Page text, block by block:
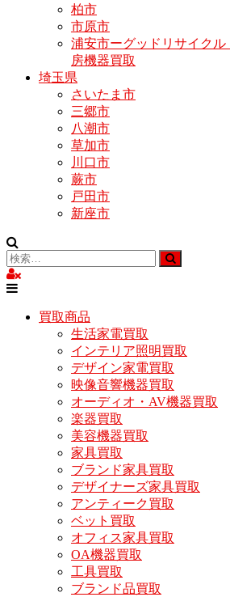
柏市
市原市
浦安市ーグッドリサイク
房機器買取
埼玉県
さいたま市
三郷市
八潮市
草加市
川口市
蕨市
戸田市
新座市
買取商品
生活家電買取
インテリア照明買取
デザイン家電買取
映像音響機器買取
オーディオ・AV機器買取
楽器買取
美容機器買取
家具買取
ブランド家具買取
デザイナーズ家具買取
アンティーク買取
ベット買取
オフィス家具買取
OA機器買取
工具買取
ブランド品買取